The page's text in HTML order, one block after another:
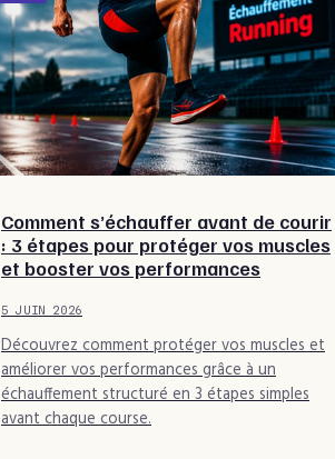
Comment s’échauffer avant de courir
: 3 étapes pour protéger vos muscles
et booster vos performances
5 JUIN 2026
Découvrez comment protéger vos muscles et
améliorer vos performances grâce à un
échauffement structuré en 3 étapes simples
avant chaque course.